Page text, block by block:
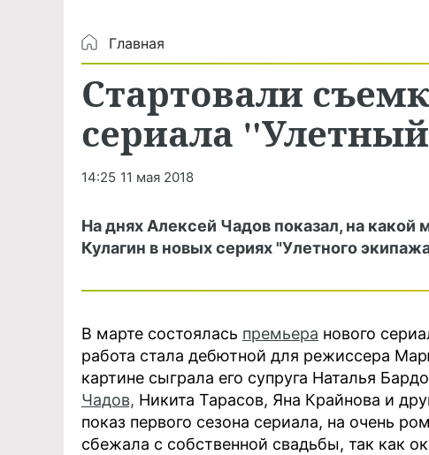
Главная
Стартовали
сериала
14:25 11 мая 2018
На днях Алексей Чадов показал, на какой
Кулагин в новых сериях "Улетного
В марте состоялась премьера нового
работа стала дебютной для режиссера
картине сыграла его супруга Наталья
Чадов, Никита Тарасов, Яна Крайнова и
показ первого сезона сериала, на очень
сбежала с собственной свадьбы, так как